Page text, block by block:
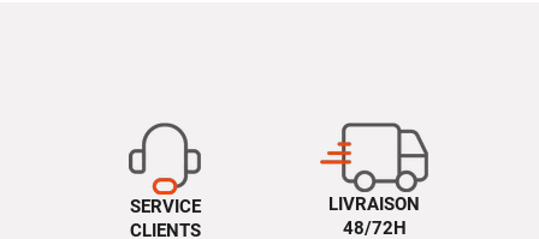
SERVICE
CLIENTS
LIVRAISON
48/72H